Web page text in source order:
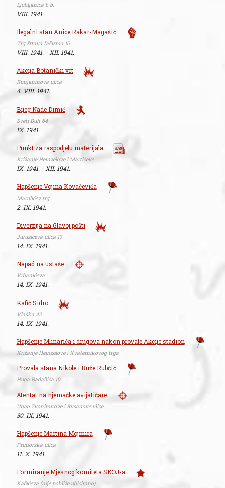
Ljubljanica b.b.
VIII. 1941.
Ilegalni stan Anice Rakar-Magašić
Trg žrtava fašizma 15
VIII. 1941. - XII. 1941.
Akcija Botanički vrt
Runjaninova ulica
4. VIII. 1941.
Bijeg Nade Dimić
Sveti Duh 64
IX. 1941.
Punkt za raspodjelu materijala
Križanje Heinzelove i Martićeve
IX. 1941. - XII. 1941.
Hapšenje Vojina Kovačevića
Marulićev trg
2. IX. 1941.
Diverzija na Glavoj pošti
Jurušićeva ulica 13
14. IX. 1941.
Napad na ustaše
Vrbanićeva
14. IX. 1941.
Kafić Sidro
Vlaška 42
14. IX. 1941.
Hapšenje Mlinarića i drugova nakon provale Akcije stadion
Križanje Heinzelove i Kvaternikovog trga
Provala stana Nikole i Ruže Rubčić
Huga Badailića 10
Atentat na njemačke avijatičare
Ugao Zvonimirove i Rusanove ulice
30. IX. 1941.
Hapšenje Martina Mojmira
Primorska ulica
11. X. 1941.
Formiranje Mjesnog komiteta SKOJ-a
Kačićeva (nije pobliže ubicirano)